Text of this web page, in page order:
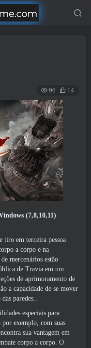
96 14
(7,8,10,11)
tiro em terceira pessoa
a corpo e na
mercenários estão
de Travia em um
de aprimoramento de
a capacidade de se mover
paredes..
especiais para
exemplo, com suas
sua vantagem em
corpo a corpo. O